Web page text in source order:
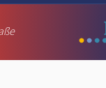
Straße